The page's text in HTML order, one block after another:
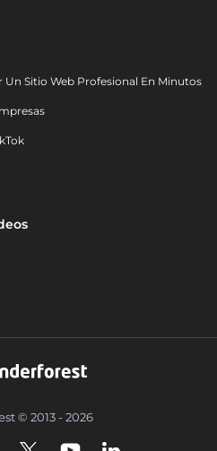
Un Sitio Web Profesional En Minutos
© 2013 - 2026